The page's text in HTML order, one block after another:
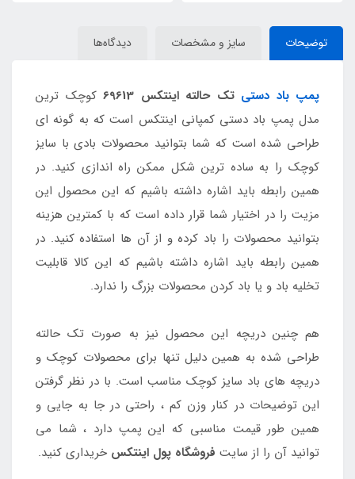
توضیحات سایز و مشخصات دیدگاه‌ها
پمپ باد دستی تک حالته اینتکس 69613
کوچک ترین
مدل پمپ باد دستی کمپانی اینتکس است که به گونه ای
طراحی شده است که شما بتوانید محصولات بادی با سایز
کوچک را به ساده ترین شکل ممکن راه اندازی کنید. در
همین رابطه باید اشاره داشته باشیم که این محصول این
مزیت را در اختیار شما قرار داده است که با کمترین هزینه
بتوانید محصولات را باد کرده و از آن ها استفاده کنید. در
همین رابطه باید اشاره داشته باشیم که این کالا قابلیت
تخلیه باد و یا باد کردن محصولات بزرگ را ندارد.
هم چنین دریچه این محصول نیز به صورت تک حالته
طراحی شده به همین دلیل تنها برای محصولات کوچک و
دریچه های باد سایز کوچک مناسب است. با در نظر گرفتن
این توضیحات در کنار وزن کم ، راحتی در جا به جایی و
همین طور قیمت مناسبی که این پمپ دارد ، شما می
توانید آن را از سایت فروشگاه پول اینتکس خریداری کنید.